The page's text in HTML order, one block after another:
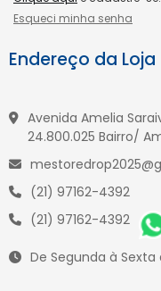
Esqueci minha senha
Endereço da Loja
Avenida Amelia
24.800.025 Bairro/
(21) 97162-4392
(21) 97162-4392
De Segunda à Sexta